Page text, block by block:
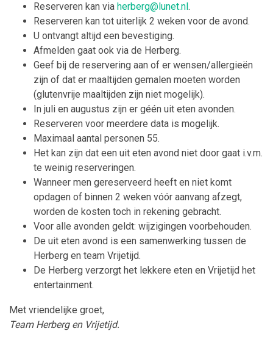
Reserveren kan via herberg@lunet.nl .
Reserveren kan tot uiterlijk 2 weken voor de avond.
U ontvangt altijd een bevestiging.
Afmelden gaat ook via de Herberg.
Geef bij de reservering aan of er wensen/allergieën
zijn of dat er maaltijden gemalen moeten worden
(glutenvrije maaltijden zijn niet mogelijk).
In juli en augustus zijn er géén uit eten avonden.
Reserveren voor meerdere data is mogelijk.
Maximaal aantal personen 55.
Het kan zijn dat een uit eten avond niet door gaat i.v.m.
te weinig reserveringen.
Wanneer men gereserveerd heeft en niet komt
opdagen of binnen 2 weken vóór aanvang afzegt,
worden de kosten toch in rekening gebracht.
Voor alle avonden geldt: wijzigingen voorbehouden.
De uit eten avond is een samenwerking tussen de
Herberg en team Vrijetijd.
De Herberg verzorgt het lekkere eten en Vrijetijd het
entertainment.
Met vriendelijke groet,
Team Herberg en Vrijetijd.